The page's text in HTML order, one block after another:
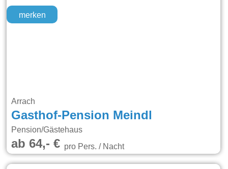
merken
Arrach
Gasthof-Pension Meindl
Pension/Gästehaus
ab 64,- €pro Pers. / Nacht